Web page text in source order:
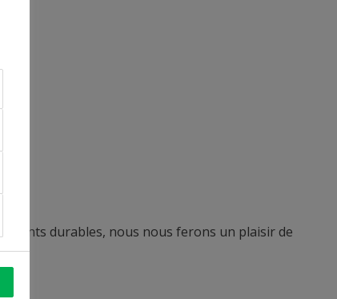
durables, nous nous ferons un plaisir de